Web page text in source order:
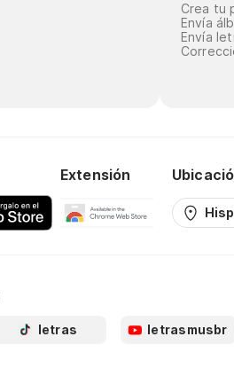
Crea tu
Envía
Envía
Extensión
letras letrasmusbr